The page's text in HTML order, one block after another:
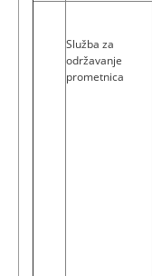
Služba za
održavanje
prometnica